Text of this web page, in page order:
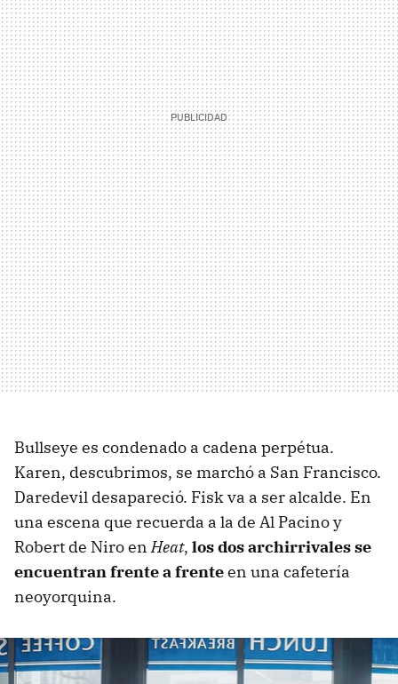
Bullseye es condenado a cadena perpétua.
Karen, descubrimos, se marchó a San Francisco.
Daredevil desapareció. Fisk va a ser alcalde. En
una escena que recuerda a la de Al Pacino y
Robert de Niro enHeat, los dos archirrivales se
encuentran frente a frenteen una cafetería
neoyorquina.